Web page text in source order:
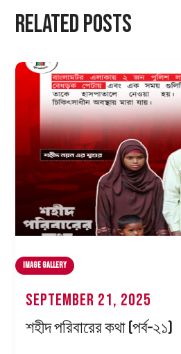
Related Posts
Image Gallery
September 21, 2025
শহীদ পরিবারের কথা (পর্ব–২১)